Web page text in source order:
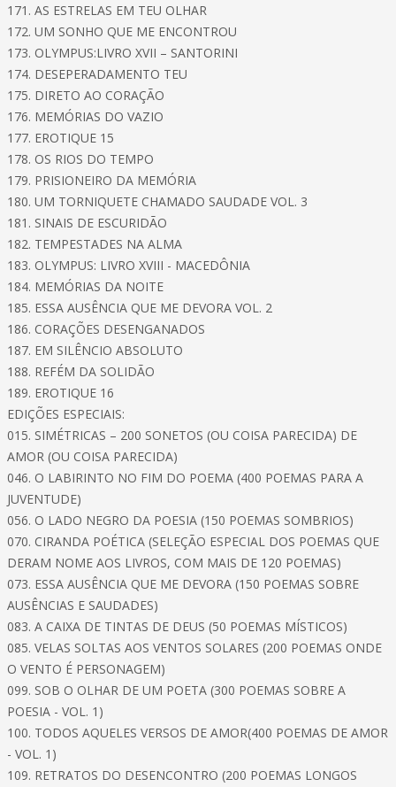
171. AS ESTRELAS EM TEU OLHAR
172. UM SONHO QUE ME ENCONTROU
173. OLYMPUS:LIVRO XVII – SANTORINI
174. DESEPERADAMENTO TEU
175. DIRETO AO CORAÇÃO
176. MEMÓRIAS DO VAZIO
177. EROTIQUE 15
178. OS RIOS DO TEMPO
179. PRISIONEIRO DA MEMÓRIA
180. UM TORNIQUETE CHAMADO SAUDADE VOL. 3
181. SINAIS DE ESCURIDÃO
182. TEMPESTADES NA ALMA
183. OLYMPUS: LIVRO XVIII - MACEDÔNIA
184. MEMÓRIAS DA NOITE
185. ESSA AUSÊNCIA QUE ME DEVORA VOL. 2
186. CORAÇÕES DESENGANADOS
187. EM SILÊNCIO ABSOLUTO
188. REFÉM DA SOLIDÃO
189. EROTIQUE 16
EDIÇÕES ESPECIAIS:
015. SIMÉTRICAS – 200 SONETOS (OU COISA PARECIDA) DE
AMOR (OU COISA PARECIDA)
046. O LABIRINTO NO FIM DO POEMA (400 POEMAS PARA A
JUVENTUDE)
056. O LADO NEGRO DA POESIA (150 POEMAS SOMBRIOS)
070. CIRANDA POÉTICA (SELEÇÃO ESPECIAL DOS POEMAS QUE
DERAM NOME AOS LIVROS, COM MAIS DE 120 POEMAS)
073. ESSA AUSÊNCIA QUE ME DEVORA (150 POEMAS SOBRE
AUSÊNCIAS E SAUDADES)
083. A CAIXA DE TINTAS DE DEUS (50 POEMAS MÍSTICOS)
085. VELAS SOLTAS AOS VENTOS SOLARES (200 POEMAS ONDE
O VENTO É PERSONAGEM)
099. SOB O OLHAR DE UM POETA (300 POEMAS SOBRE A
POESIA - VOL. 1)
100. TODOS AQUELES VERSOS DE AMOR(400 POEMAS DE AMOR
- VOL. 1)
109. RETRATOS DO DESENCONTRO (200 POEMAS LONGOS